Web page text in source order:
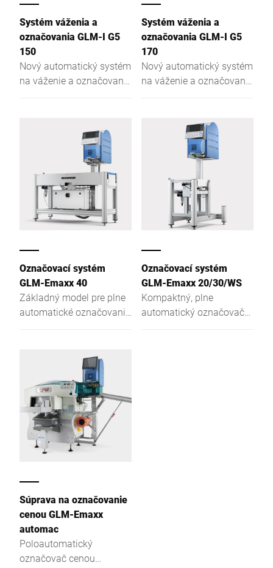
Systém váženia a
označovania GLM-I G5
150
Nový automatický systém
na váženie a označovanie
Systém váženia a
označovania GLM-I G5
170
Nový automatický systém
na váženie a označovanie
Označovací systém
GLM-Emaxx 40
Základný model pre plne
automatické označovanie
Označovací systém
GLM-Emaxx 20/30/WS
Kompaktný, plne
automatický označovač
Súprava na označovanie
cenou GLM-Emaxx
automac
Poloautomatický
označovač cenou